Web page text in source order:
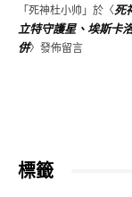
「死神杜小帅 」於〈死
立特守護星、埃斯卡
併〉發佈留言
標籤